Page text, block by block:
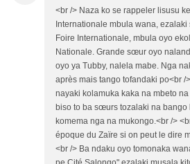
<br /> Naza ko se rappeler lisusu
Internationale mbula wana,
Foire Internationale, mbula oyo
Nationale. Grande sœur oyo
oyo ya Tubby, nalela mabe. Nga
après mais tango tofandaki po<br /
nayaki kolamuka kaka na mbeto
biso to ba sœurs tozalaki na
komema nga na mukongo.<br />
époque du Zaïre si on peut le dire
<br /> Ba ndaku oyo tomonaka